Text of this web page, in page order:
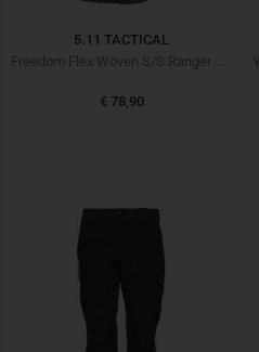
5.11 TACTICAL
Freedom Flex Woven S/S Ranger Green
€ 78,90